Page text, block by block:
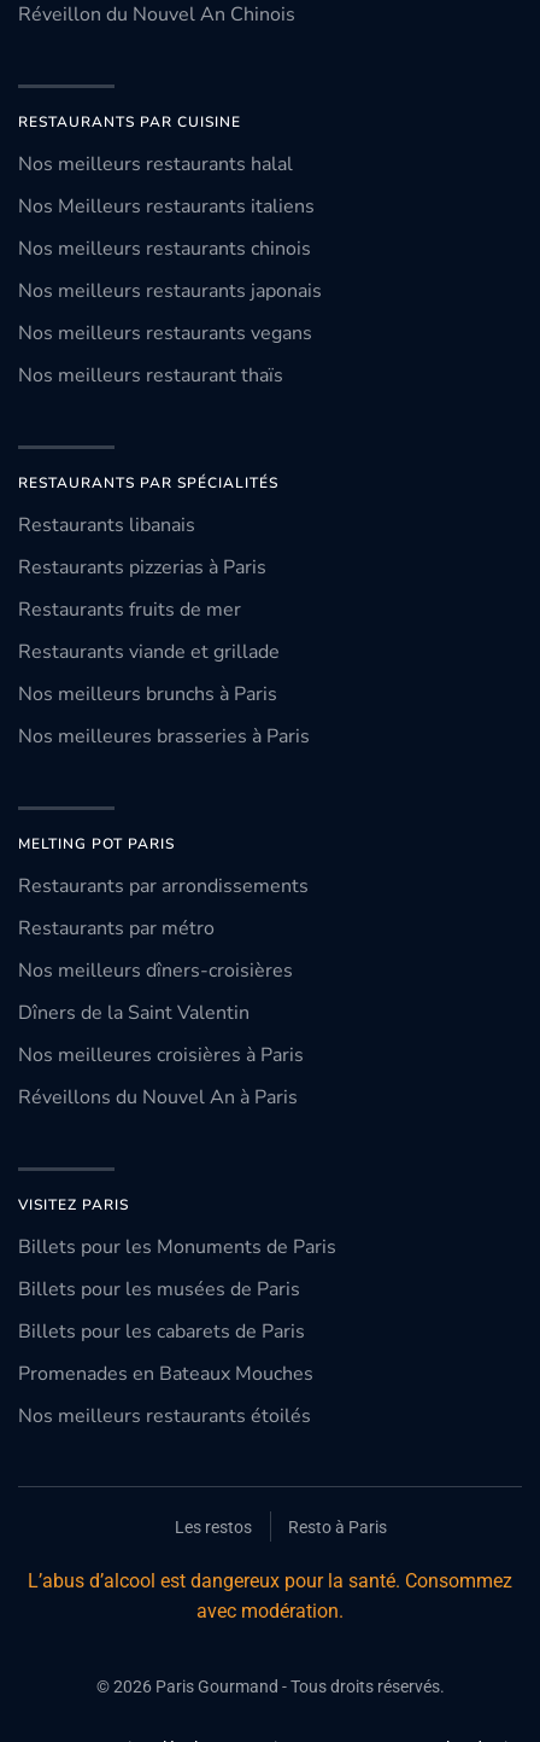
Réveillon du Nouvel An Chinois
RESTAURANTS PAR CUISINE
Nos meilleurs restaurants halal
Nos Meilleurs restaurants italiens
Nos meilleurs restaurants chinois
Nos meilleurs restaurants japonais
Nos meilleurs restaurants vegans
Nos meilleurs restaurant thaïs
RESTAURANTS PAR SPÉCIALITÉS
Restaurants libanais
Restaurants pizzerias à Paris
Restaurants fruits de mer
Restaurants viande et grillade
Nos meilleurs brunchs à Paris
Nos meilleures brasseries à Paris
MELTING POT PARIS
Restaurants par arrondissements
Restaurants par métro
Nos meilleurs dîners-croisières
Dîners de la Saint Valentin
Nos meilleures croisières à Paris
Réveillons du Nouvel An à Paris
VISITEZ PARIS
Billets pour les Monuments de Paris
Billets pour les musées de Paris
Billets pour les cabarets de Paris
Promenades en Bateaux Mouches
Nos meilleurs restaurants étoilés
Les restos Resto à Paris
L’abus d’alcool est dangereux pour la santé. Consommez
avec modération.
©2026Paris Gourmand - Tous droits réservés.